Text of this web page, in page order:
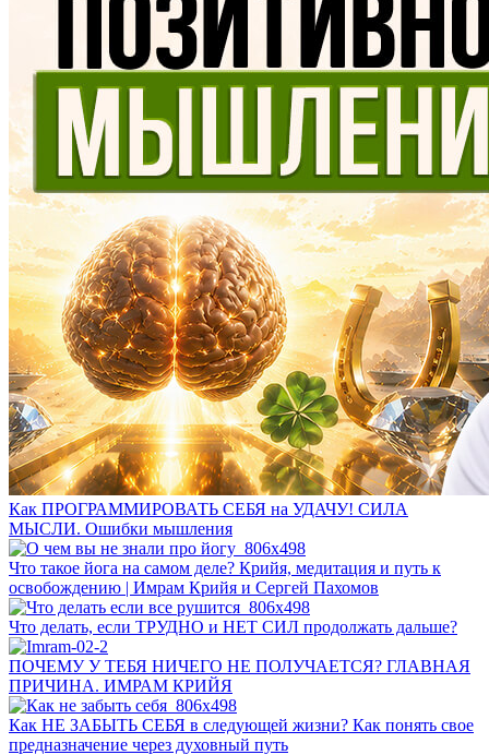
Как ПРОГРАММИРОВАТЬ СЕБЯ на УДАЧУ! СИЛА
МЫСЛИ. Ошибки мышления
Что такое йога на самом деле? Крийя, медитация и путь к
освобождению | Имрам Крийя и Сергей Пахомов
Что делать, если ТРУДНО и НЕТ СИЛ продолжать дальше?
ПОЧЕМУ У ТЕБЯ НИЧЕГО НЕ ПОЛУЧАЕТСЯ? ГЛАВНАЯ
ПРИЧИНА. ИМРАМ КРИЙЯ
Как НЕ ЗАБЫТЬ СЕБЯ в следующей жизни? Как понять свое
предназначение через духовный путь